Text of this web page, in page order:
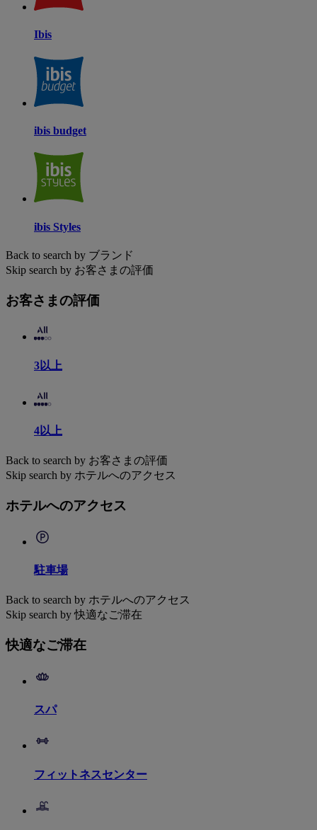
Ibis
ibis budget
ibis Styles
Back to search by ブランド
Skip search by お客さまの評価
お客さまの評価
3以上
4以上
Back to search by お客さまの評価
Skip search by ホテルへのアクセス
ホテルへのアクセス
駐車場
Back to search by ホテルへのアクセス
Skip search by 快適なご滞在
快適なご滞在
スパ
フィットネスセンター